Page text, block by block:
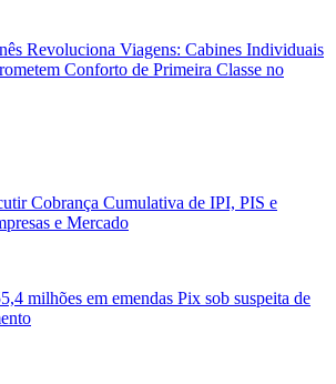
Revoluciona Viagens: Cabines Individuais
Conforto de Primeira Classe no
Cobrança Cumulativa de IPI, PIS e
e Mercado
milhões em emendas Pix sob suspeita de